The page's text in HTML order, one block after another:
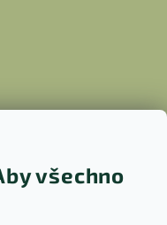
všechno
pro vaši